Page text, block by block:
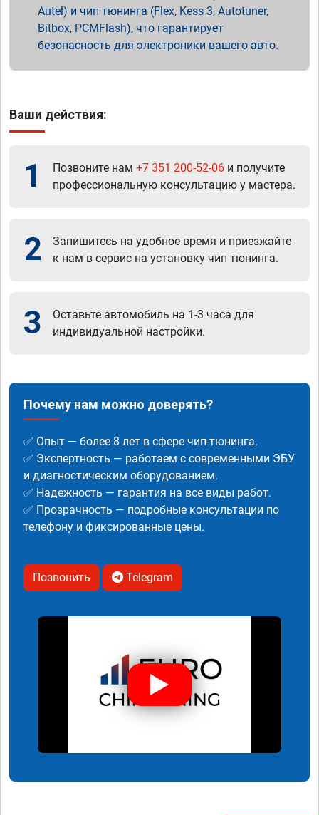
Autel) и чип тюнинга (Flex, Kess 3, Autotuner,
Bitbox, PCMFlash), что гарантирует
безопасность для электроники вашего авто.
Ваши действия:
1 Позвоните нам +7 351 200-52-06 и получите
профессиональную консультацию у мастера.
2
Запишитесь на удобное время и приезжайте
к нам в сервис на установку чип тюнинга.
3
Оставьте автомобиль на 1-3 часа для
индивидуальной настройки.
Почему нам можно доверять?
✅ Опыт — более 8 лет в сфере чип-тюнинга.
✅ Экспертность — работаем с современными ЭБУ
и диагностическим оборудованием.
✅ Надежность — гарантия на все виды работ.
✅ Прозрачность — подробные консультации по
телефону и фиксированные цены.
Позвонить Telegram